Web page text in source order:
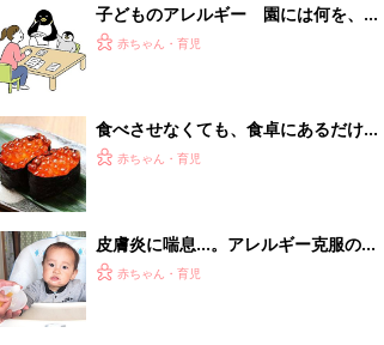
子どものアレルギー 園には何を、ど
う伝えればいい？【医師監修】
赤ちゃん・育児
食べさせなくても、食卓にあるだけで
食物アレルギーに？イクラは？鶏卵
赤ちゃん・育児
皮膚炎に喘息…。アレルギー克服の第
一歩を踏み出すまで
赤ちゃん・育児